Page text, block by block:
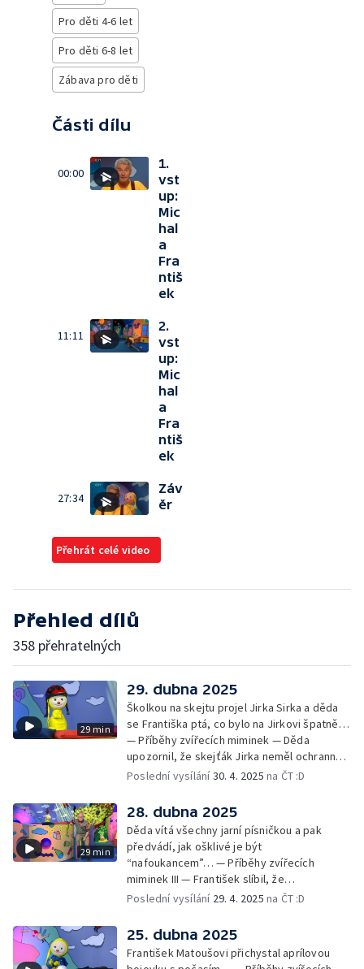
Pro děti 4-6 let
Pro děti 6-8 let
Zábava pro děti
Části dílu
00:00
1.
vst
up:
Mic
hal
a
Fra
ntiš
ek
11:11
2.
vst
up:
Mic
hal
a
Fra
ntiš
ek
27:34
Záv
ěr
Přehrát celé video
Přehled dílů
358 přehratelných
29 min
29. dubna 2025
Školkou na skejtu projel Jirka Sirka a děda
se Františka ptá, co bylo na Jirkovi špatně…
— Příběhy zvířecích miminek — Děda
upozornil, že skejťák Jirka neměl ochranné
pomůcky: helmu a chrániče pro
Obrázky a rozloučení
Poslední vysílání30. 4. 2025 na ČT :D
29 min
28. dubna 2025
Děda vítá všechny jarní písničkou a pak
předvádí, jak ošklivé je být
“nafoukancem”… — Příběhy zvířecích
miminek III — František slíbil, že
nafoukancem nikdy nebude a děda mu písní
Cvoček astronautem — Obrázky a
rozloučení
Poslední vysílání 29. 4. 2025 na ČT :D
25. dubna 2025
František Matoušovi přichystal aprílovou